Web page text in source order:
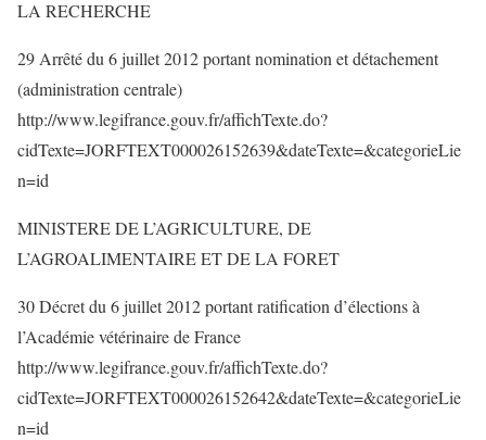
LA RECHERCHE
29 Arrêté du 6 juillet 2012 portant nomination et détachement
(administration centrale)
http://www.legifrance.gouv.fr/affichTexte.do?
cidTexte=JORFTEXT000026152639&dateTexte=&categorieLie
n=id
MINISTERE DE L’AGRICULTURE, DE
L’AGROALIMENTAIRE ET DE LA FORET
30 Décret du 6 juillet 2012 portant ratification d’élections à
l’Académie vétérinaire de France
http://www.legifrance.gouv.fr/affichTexte.do?
cidTexte=JORFTEXT000026152642&dateTexte=&categorieLie
n=id